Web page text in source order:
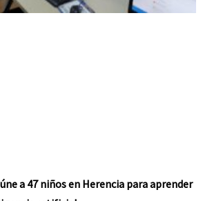
a 47 niños en Herencia para aprender